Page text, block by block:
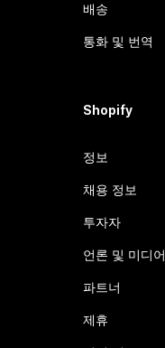
배송
통화 및 번역
Shopify
정보
채용 정보
투자자
언론 및 미디어
파트너
제휴